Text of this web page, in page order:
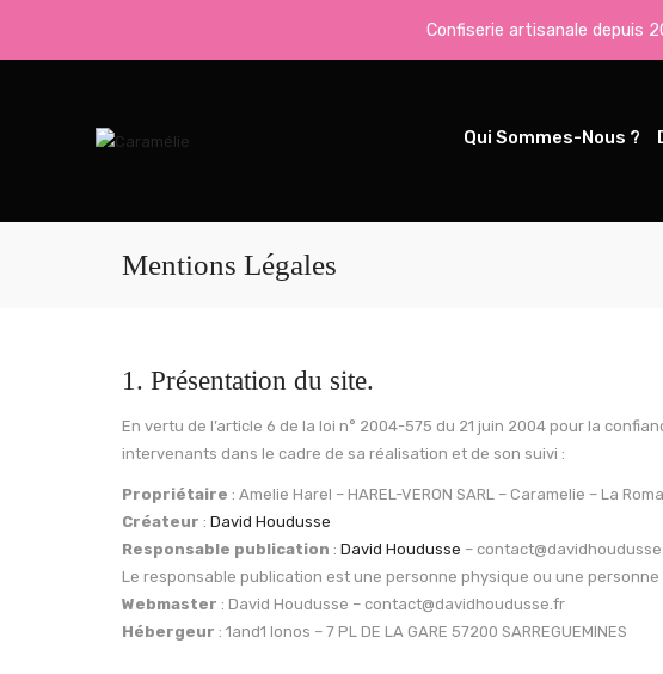
Confiserie artisanale depuis
Qui Sommes-Nous ?
Mentions Légales
1. Présentation du site.
En vertu de l’article 6 de la loi n° 2004-575 du 21 juin 2004 pour la
intervenants dans le cadre de sa réalisation et de son suivi :
Propriétaire : Amelie Harel – HAREL-VERON SARL – Caramelie – La
Créateur : David Houdusse
Responsable publication : David Houdusse –
Le responsable publication est une personne physique ou une personne
Webmaster : David Houdusse – contact@davidhoudusse.fr
Hébergeur : 1and1 Ionos – 7 PL DE LA GARE 57200 SARREGUEMINES